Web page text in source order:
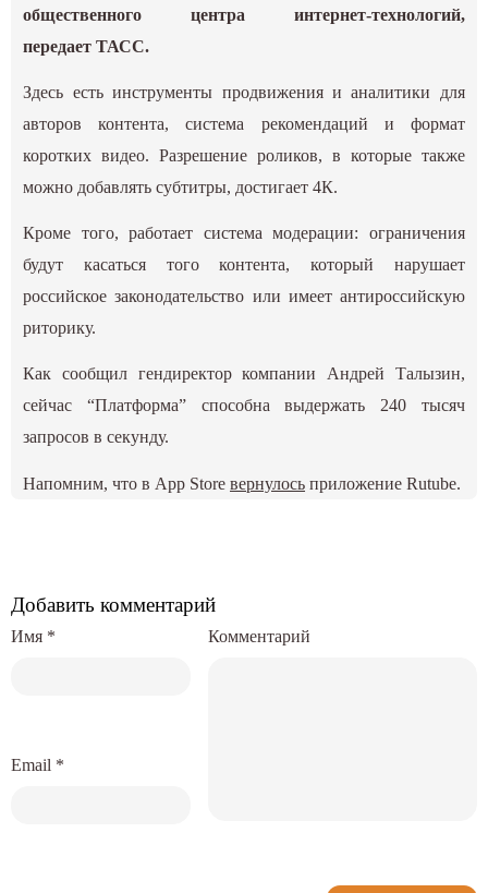
общественного центра интернет-технологий,
передает ТАСС.
Здесь есть инструменты продвижения и аналитики для
авторов контента, система рекомендаций и формат
коротких видео. Разрешение роликов, в которые также
можно добавлять субтитры, достигает 4К.
Кроме того, работает система модерации: ограничения
будут касаться того контента, который нарушает
российское законодательство или имеет антироссийскую
риторику.
Как сообщил гендиректор компании Андрей Талызин,
сейчас “Платформа” способна выдержать 240 тысяч
запросов в секунду.
Напомним, что в App Storeвернулось приложение Rutube.
Добавить комментарий
Комментарий
Имя *
Email *